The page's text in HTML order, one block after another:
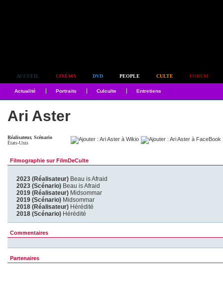
ACCUEIL CINÉMA DVD PEOPLE CULTE FORUM
Actualité Portraits Culculte Entretiens
Ari Aster
Réalisateur, Scénario
États-Unis
Filmographie sur FilmDeCulte
2023 (Réalisateur) Beau is Afraid
2023 (Scénario) Beau is Afraid
2019 (Réalisateur) Midsommar
2019 (Scénario) Midsommar
2018 (Réalisateur) Hérédité
2018 (Scénario) Hérédité
Commentaires
Partenaires